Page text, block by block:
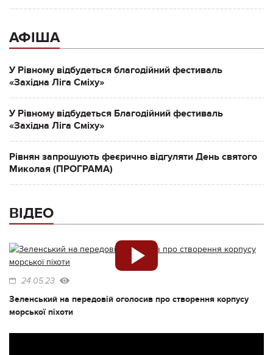
АФІША
У Рівному відбудеться благодійний фестиваль
«Західна Ліга Сміху»
У Рівному відбудеться Благодійний фестиваль
«Західна Ліга Сміху»
Рівнян запрошують феєрично відгуляти День святого
Миколая (ПРОГРАМА)
ВІДЕО
24.05.23
Зеленський на передовій оголосив про створення корпусу
морської піхоти